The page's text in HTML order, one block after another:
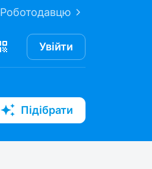
Роботодавцю
Увійти
Підібрати